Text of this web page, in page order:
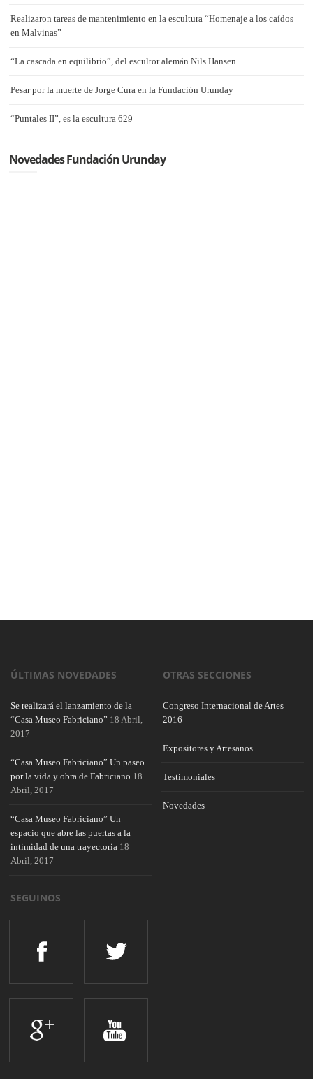
Realizaron tareas de mantenimiento en la escultura “Homenaje a los caídos
en Malvinas”
“La cascada en equilibrio”, del escultor alemán Nils Hansen
Pesar por la muerte de Jorge Cura en la Fundación Urunday
“Puntales II”, es la escultura 629
Novedades Fundación Urunday
ÚLTIMAS NOVEDADES
Se realizará el lanzamiento de la
“Casa Museo Fabriciano” 18 Abril,
2017
“Casa Museo Fabriciano” Un paseo
por la vida y obra de Fabriciano 18
Abril, 2017
“Casa Museo Fabriciano” Un
espacio que abre las puertas a la
intimidad de una trayectoria 18
Abril, 2017
OTRAS SECCIONES
Congreso Internacional de Artes
2016
Expositores y Artesanos
Testimoniales
Novedades
SEGUINOS